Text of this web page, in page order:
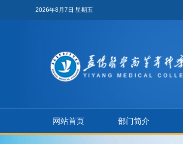
2026年8月7日 星期五
网站首页 部门简介